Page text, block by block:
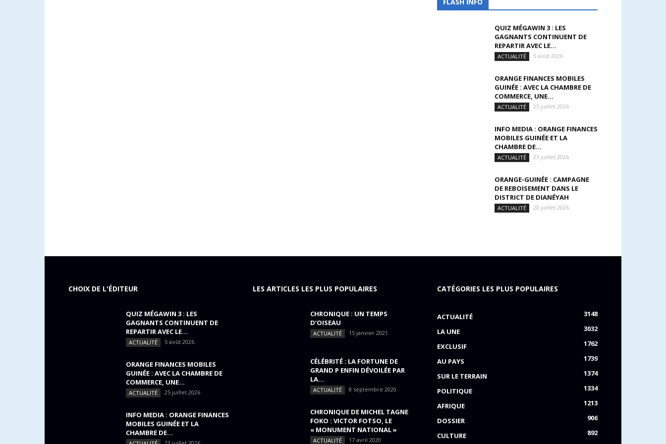
QUIZ MÉGAWIN 3 : LES
GAGNANTS CONTINUENT DE
REPARTIR AVEC LE...
ACTUALITÉ 5 août 2026
ORANGE FINANCES MOBILES
GUINÉE : AVEC LA CHAMBRE DE
COMMERCE, UNE...
ACTUALITÉ 25 juillet 2026
INFO MEDIA : ORANGE FINANCES
MOBILES GUINÉE ET LA
CHAMBRE DE...
ACTUALITÉ 23 juillet 2026
ORANGE-GUINÉE : CAMPAGNE
DE REBOISEMENT DANS LE
DISTRICT DE DIANÉYAH
ACTUALITÉ 20 juillet 2026
CHOIX DE L'ÉDITEUR
QUIZ MÉGAWIN 3 : LES
GAGNANTS CONTINUENT DE
REPARTIR AVEC LE...
ACTUALITÉ 5 août 2026
ORANGE FINANCES MOBILES
GUINÉE : AVEC LA CHAMBRE DE
COMMERCE, UNE...
ACTUALITÉ 25 juillet 2026
INFO MEDIA : ORANGE FINANCES
MOBILES GUINÉE ET LA
CHAMBRE DE...
LES ARTICLES LES PLUS POPULAIRES
CHRONIQUE : UN TEMPS
D’OISEAU
ACTUALITÉ 15 janvier 2021
CÉLÉBRITÉ : LA FORTUNE DE
GRAND P ENFIN DÉVOILÉE PAR
LA...
ACTUALITÉ 8 septembre 2020
CHRONIQUE DE MICHEL TAGNE
FOKO : VICTOR FOTSO, LE
« MONUMENT NATIONAL »
ACTUALITÉ 17 avril 2020
CATÉGORIES LES PLUS POPULAIRES
ACTUALITÉ
3148
LA UNE
3032
EXCLUSIF
1762
AU PAYS
1739
SUR LE TERRAIN
1374
POLITIQUE
1334
AFRIQUE
1213
DOSSIER
906
CULTURE
892